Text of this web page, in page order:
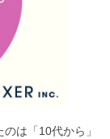
は「10代から」